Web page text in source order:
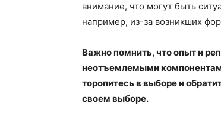
внимание, что могут быть
например, из-за возникших
Важно помнить, что опыт и
неотъемлемыми
торопитесь в выборе и
своем выборе.